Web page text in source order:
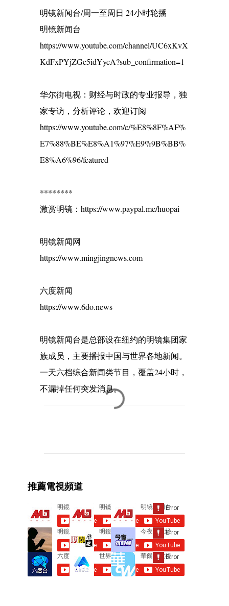
明镜新闻台/周一至周日 24小时轮播
明镜新闻台
https://www.youtube.com/channel/UC6xKvX
KdFxPYjZGc5idYycA?sub_confirmation=1
华尔街电视：财经与时政的专业报导，独
家专访，分析评论，欢迎订阅
https://www.youtube.com/c/%E8%8F%AF%
E7%88%BE%E8%A1%97%E9%9B%BB%
E8%A6%96/featured
********
激赏明镜：https://www.paypal.me/huopai
明镜新闻网
https://www.mingjingnews.com
六度新闻
https://www.6do.news
明镜新闻台是总部设在纽约的明镜集团家
族成员，主要播报中国与世界各地新闻。
一天六档综合新闻类节目，覆盖24小时，
不漏掉任何突发消息。
n
t
s
推薦電視頻道